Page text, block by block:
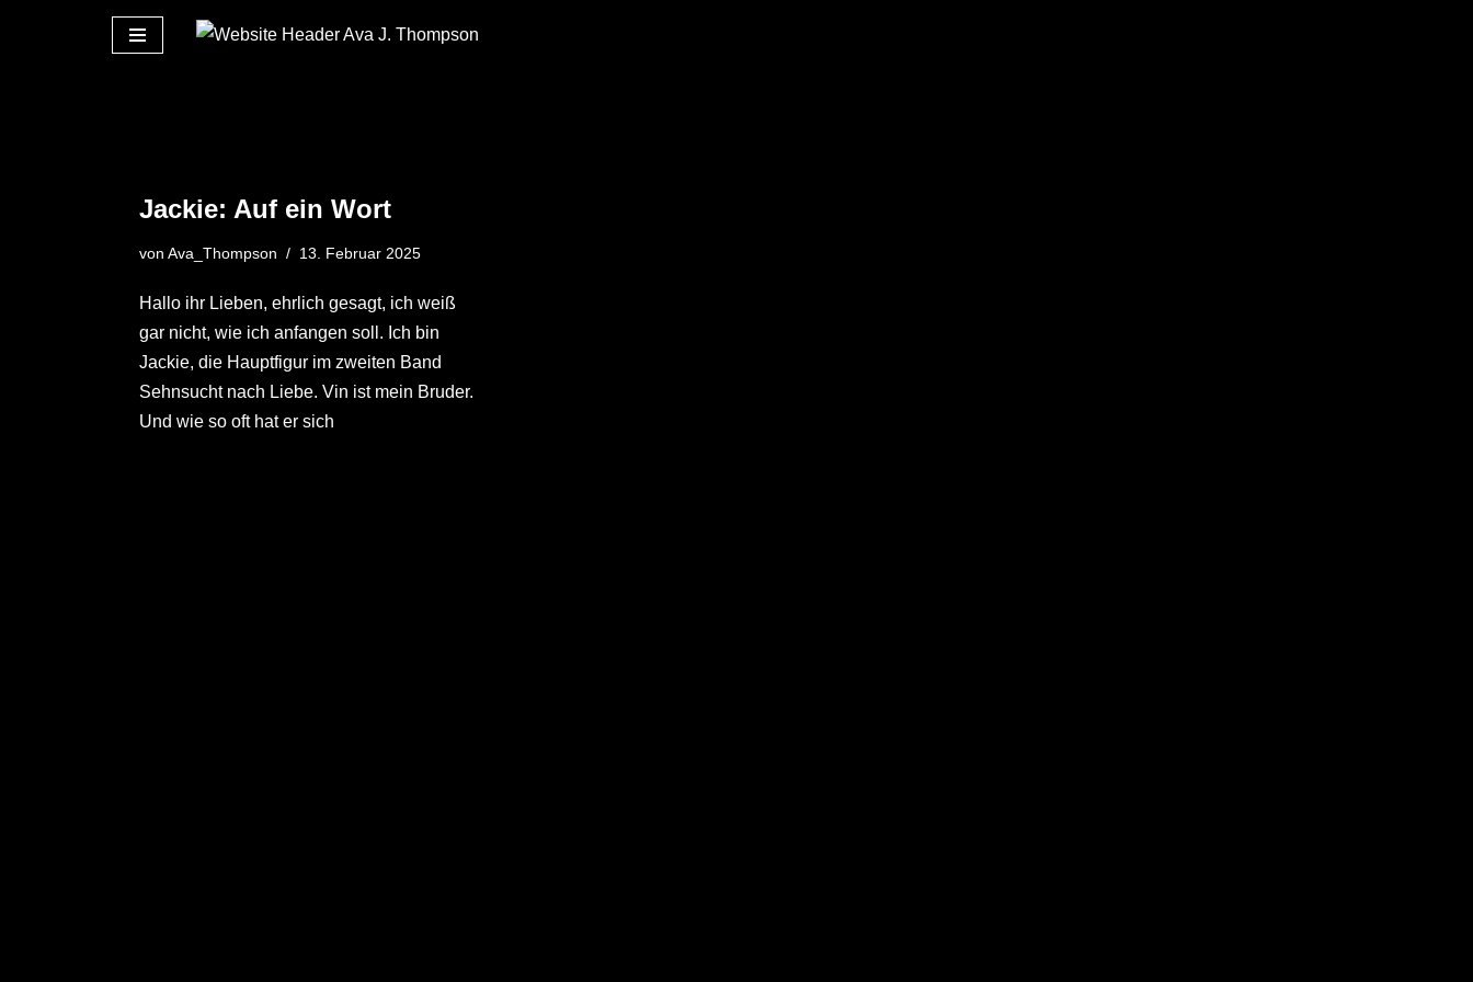
Jackie: Auf ein Wort
von Ava_Thompson 13. Februar 2025
Hallo ihr Lieben, ehrlich gesagt, ich weiß
gar nicht, wie ich anfangen soll. Ich bin
Jackie, die Hauptfigur im zweiten Band
Sehnsucht nach Liebe. Vin ist mein Bruder.
Und wie so oft hat er sich